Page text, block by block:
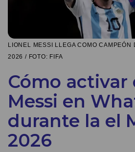
LIONEL MESSI LLEGA COMO CAMPEÓN
2026 / FOTO: FIFA
Cómo activar
Messi en
durante la el
2026